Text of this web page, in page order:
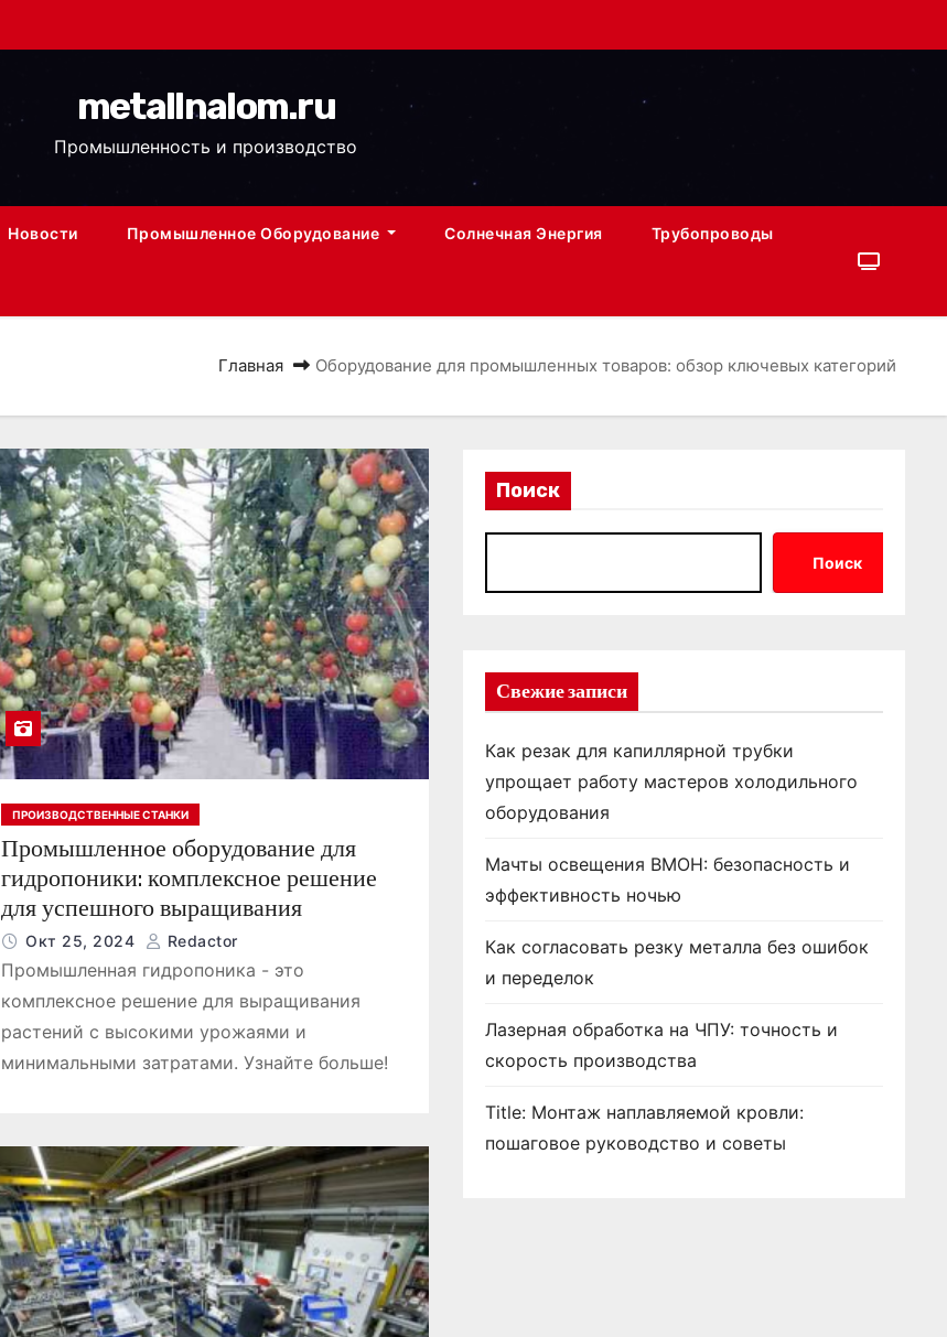
metallnalom.ru
Промышленность и производство
Новости Промышленное Оборудование Солнечная Энергия Трубопроводы
Главная Оборудование для промышленных товаров: обзор ключевых категорий
ПРОИЗВОДСТВЕННЫЕ СТАНКИ
Промышленное оборудование для
гидропоники: комплексное решение
для успешного выращивания
Окт 25, 2024 Redactor
Промышленная гидропоника - это
комплексное решение для выращивания
растений с высокими урожаями и
минимальными затратами. Узнайте больше!
Поиск
Поиск
Свежие записи
Как резак для капиллярной трубки
упрощает работу мастеров холодильного
оборудования
Мачты освещения ВМОН: безопасность и
эффективность ночью
Как согласовать резку металла без ошибок
и переделок
Лазерная обработка на ЧПУ: точность и
скорость производства
Title: Монтаж наплавляемой кровли:
пошаговое руководство и советы